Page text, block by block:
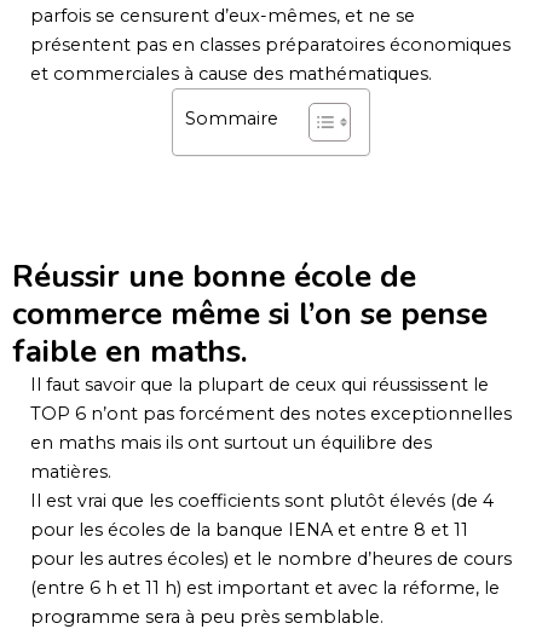
parfois se censurent d’eux-mêmes, et ne se
présentent pas en classes préparatoires économiques
et commerciales à cause des mathématiques.
Sommaire
Réussir une bonne école de
commerce même si l’on se pense
faible en maths.
Il faut savoir que la plupart de ceux qui réussissent le
TOP 6 n’ont pas forcément des notes exceptionnelles
en maths mais ils ont surtout un équilibre des
matières.
Il est vrai que les coefficients sont plutôt élevés (de 4
pour les écoles de la banque IENA et entre 8 et 11
pour les autres écoles) et le nombre d’heures de cours
(entre 6 h et 11 h) est important et avec la réforme, le
programme sera à peu près semblable.